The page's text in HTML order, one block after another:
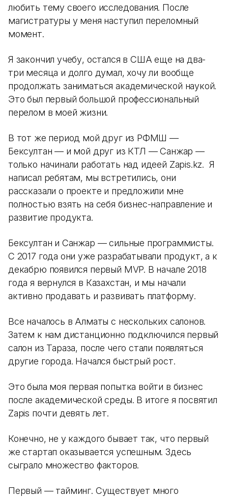
любить тему своего исследования. После
магистратуры у меня наступил переломный
момент.
Я закончил учебу, остался в США еще на два-
три месяца и долго думал, хочу ли вообще
продолжать заниматься академической наукой.
Это был первый большой профессиональный
перелом в моей жизни.
В тот же период мой друг из РФМШ —
Бексултан — и мой друг из КТЛ — Санжар —
только начинали работать над идеей Zapis.kz. Я
написал ребятам, мы встретились, они
рассказали о проекте и предложили мне
полностью взять на себя бизнес-направление и
развитие продукта.
Бексултан и Санжар — сильные программисты.
С 2017 года они уже разрабатывали продукт, а к
декабрю появился первый MVP. В начале 2018
года я вернулся в Казахстан, и мы начали
активно продавать и развивать платформу.
Все началось в Алматы с нескольких салонов.
Затем к нам дистанционно подключился первый
салон из Тараза, после чего стали появляться
другие города. Начался быстрый рост.
Это была моя первая попытка войти в бизнес
после академической среды. В итоге я посвятил
Zapis почти девять лет.
Конечно, не у каждого бывает так, что первый
же стартап оказывается успешным. Здесь
сыграло множество факторов.
Первый — тайминг. Существует много